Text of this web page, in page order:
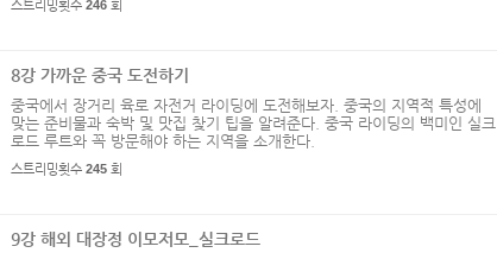
스트리밍횟수 246회
8강 가까운 중국 도전하기
중국에서 장거리 육로 자전거 라이딩에 도전해보자. 중국의 지역적 특성에
맞는 준비물과 숙박 및 맛집 찾기 팁을 알려준다. 중국 라이딩의 백미인 실크
로드 루트와 꼭 방문해야 하는 지역을 소개한다.
스트리밍횟수 245회
9강 해외 대장정 이모저모_실크로드